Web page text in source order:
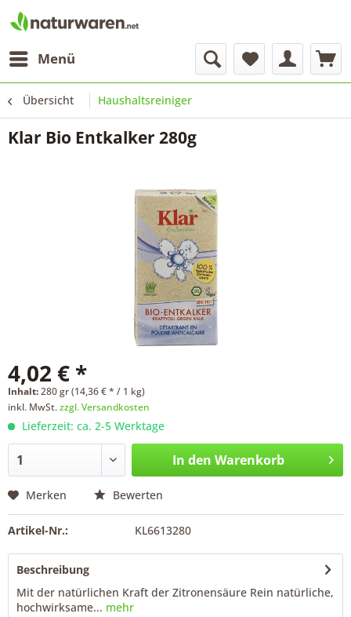
Menü
Übersicht Haushaltsreiniger
Klar Bio Entkalker 280g
4,02 € *
Inhalt:280 gr (14,36 € * / 1 kg)
inkl. MwSt.zzgl. Versandkosten
Lieferzeit: ca. 2-5 Werktage
In den Warenkorb
Merken Bewerten
Artikel-Nr.: KL6613280
Beschreibung
Mit der natürlichen Kraft der Zitronensäure Rein natürliche,
hochwirksame... mehr